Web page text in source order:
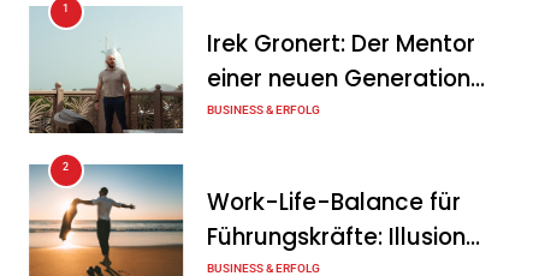
Geschäftsverlauf im
zweiten Quartal
Intersolar-Trend 2026:
Warum Batteriespeicher
zum wichtigsten Baustein
1
Irek Gronert: Der Mentor
einer neuen Generation
von Unternehmern
BUSINESS & ERFOLG
2
Work-Life-Balance für
Führungskräfte: Illusion
BUSINESS & ERFOLG